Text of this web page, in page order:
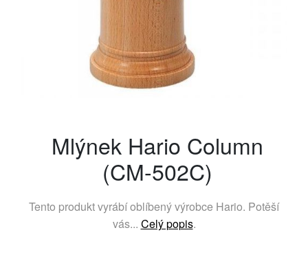
Mlýnek Hario Column
(CM-502C)
Tento produkt vyrábí oblíbený výrobce Hario. Potěší
vás... Celý popis.